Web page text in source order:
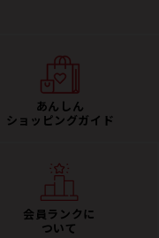
あんしん
ショッピングガイド
会員ランクに
ついて